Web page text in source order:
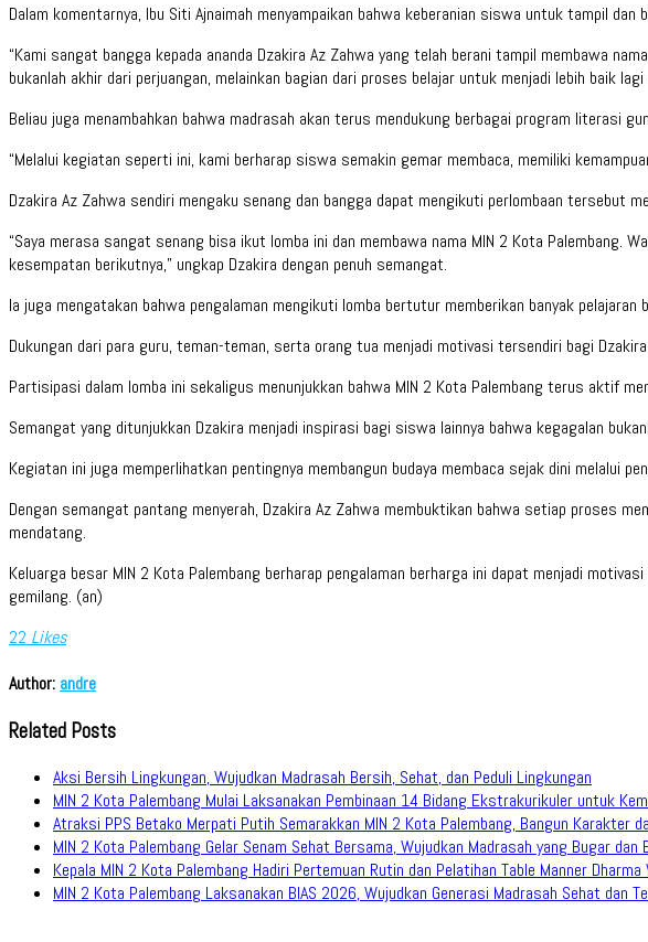
Dalam komentarnya, Ibu Siti Ajnaimah menyampaikan bahwa keberanian siswa untuk tampil
“Kami sangat bangga kepada ananda Dzakira Az Zahwa yang telah berani tampil membawa
bukanlah akhir dari perjuangan, melainkan bagian dari proses belajar untuk menjadi lebih baik lagi
Beliau juga menambahkan bahwa madrasah akan terus mendukung berbagai program literasi
“Melalui kegiatan seperti ini, kami berharap siswa semakin gemar membaca, memiliki
Dzakira Az Zahwa sendiri mengaku senang dan bangga dapat mengikuti perlombaan tersebut
“Saya merasa sangat senang bisa ikut lomba ini dan membawa nama MIN 2 Kota Palembang.
kesempatan berikutnya,” ungkap Dzakira dengan penuh semangat.
Ia juga mengatakan bahwa pengalaman mengikuti lomba bertutur memberikan banyak
Dukungan dari para guru, teman-teman, serta orang tua menjadi motivasi tersendiri bagi
Partisipasi dalam lomba ini sekaligus menunjukkan bahwa MIN 2 Kota Palembang terus aktif
Semangat yang ditunjukkan Dzakira menjadi inspirasi bagi siswa lainnya bahwa kegagalan
Kegiatan ini juga memperlihatkan pentingnya membangun budaya membaca sejak dini melalui
Dengan semangat pantang menyerah, Dzakira Az Zahwa membuktikan bahwa setiap proses
mendatang.
Keluarga besar MIN 2 Kota Palembang berharap pengalaman berharga ini dapat menjadi
gemilang. (an)
22 Likes
Author: andre
Related Posts
Aksi Bersih Lingkungan, Wujudkan Madrasah Bersih, Sehat, dan Peduli Lingkungan
MIN 2 Kota Palembang Mulai Laksanakan Pembinaan 14 Bidang Ekstrakurikuler untuk
Atraksi PPS Betako Merpati Putih Semarakkan MIN 2 Kota Palembang, Bangun Karakter
MIN 2 Kota Palembang Gelar Senam Sehat Bersama, Wujudkan Madrasah yang Bugar dan
Kepala MIN 2 Kota Palembang Hadiri Pertemuan Rutin dan Pelatihan Table Manner
MIN 2 Kota Palembang Laksanakan BIAS 2026, Wujudkan Generasi Madrasah Sehat dan